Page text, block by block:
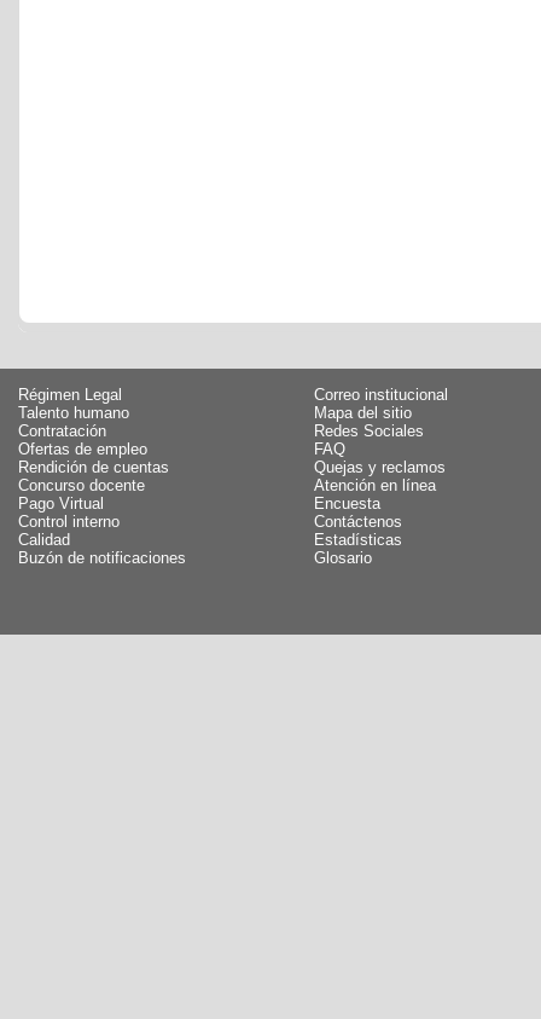
Régimen Legal
Talento humano
Contratación
Ofertas de empleo
Rendición de cuentas
Concurso docente
Pago Virtual
Control interno
Calidad
Buzón de notificaciones
Correo institucional
Mapa del sitio
Redes Sociales
FAQ
Quejas y reclamos
Atención en línea
Encuesta
Contáctenos
Estadísticas
Glosario